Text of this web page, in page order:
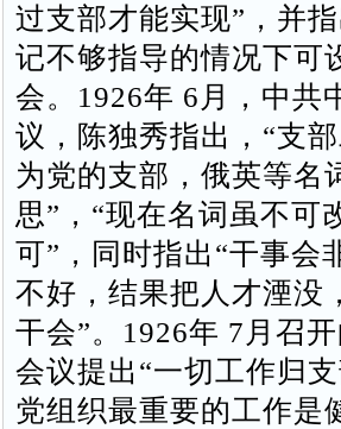
过支部才能实现”，并
记不够指导的情况下可
会。1926年 6月，中共
议，陈独秀指出，“支
为党的支部，俄英等名
思”，“现在名词虽不可
可”，同时指出“干事会
不好，结果把人才湮没
干会”。1926年 7月召
会议提出“一切工作归
党组织最重要的工作是